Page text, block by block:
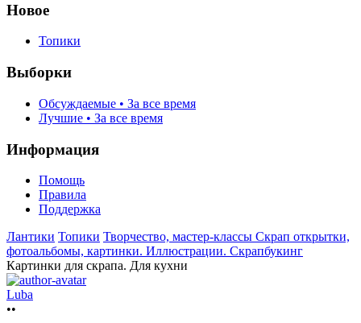
Новое
Топики
Выборки
Обсуждаемые • За все время
Лучшие • За все время
Информация
Помощь
Правила
Поддержка
Лантики Топики Творчество, мастер-классы Скрап открытки,
фотоальбомы, картинки. Иллюстрации. Cкрапбукинг
Картинки для скрапа. Для кухни
Luba
••